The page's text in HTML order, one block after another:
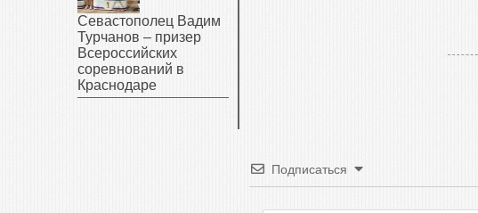
Подписаться
Севастополец Вадим
Турчанов – призер
Всероссийских
соревнований в
Краснодаре